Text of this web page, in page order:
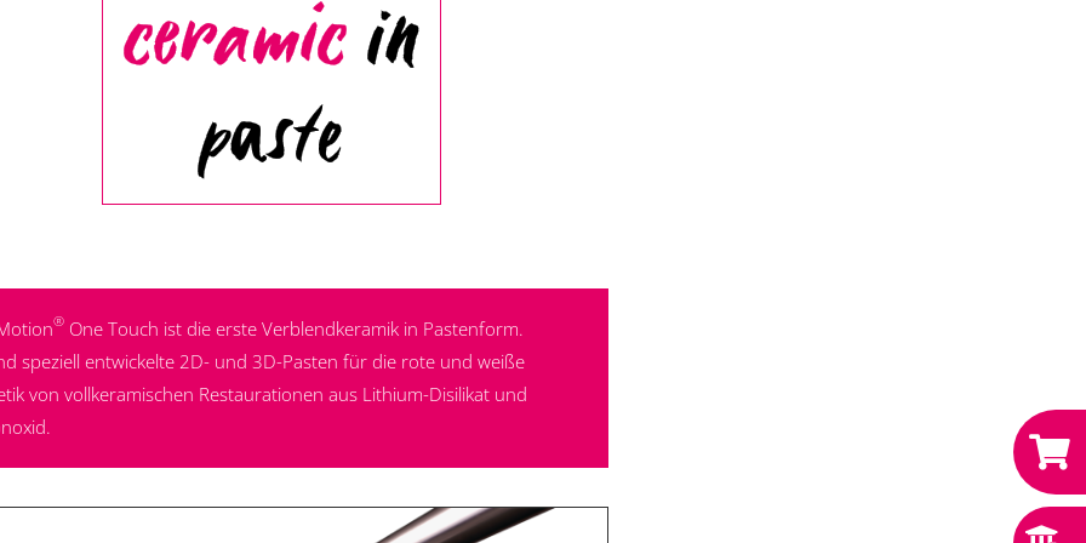
ceramicin
paste
®One Touch ist die erste Verblendkeramik in Pastenform.
speziell entwickelte 2D- und 3D-Pasten für die rote und weiße
von vollkeramischen Restaurationen aus Lithium-Disilikat und